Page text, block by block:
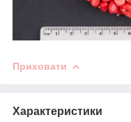
Приховати
Характеристики